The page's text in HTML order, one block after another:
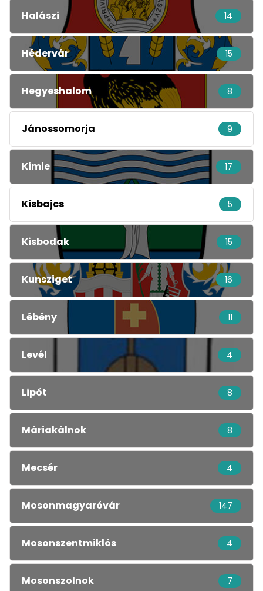
Halászi 14
Hédervár 15
Hegyeshalom 8
Jánossomorja 9
Kimle 17
Kisbajcs 5
Kisbodak 15
Kunsziget 16
Lébény 11
Levél 4
Lipót 8
Máriakálnok 8
Mecsér 4
Mosonmagyaróvár 147
Mosonszentmiklós 4
Mosonszolnok 7